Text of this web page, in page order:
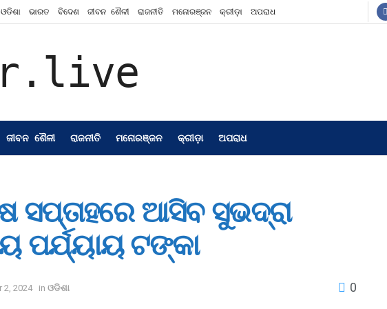
ଓଡିଶା ଭାରତ ବିଦେଶ ଜୀବନ ଶୈଳୀ ରାଜନୀତି ମନୋରଞ୍ଜନ କ୍ରୀଡ଼ା ଅପରାଧ
ଜୀବନ ଶୈଳୀ ରାଜନୀତି ମନୋରଞ୍ଜନ କ୍ରୀଡ଼ା ଅପରାଧ
ସପ୍ତାହରେ ଆସିବ ସୁଭଦ୍ରା
ପର୍ଯ୍ୟାୟ ଟଙ୍କା
2, 2024 in ଓଡିଶା 0